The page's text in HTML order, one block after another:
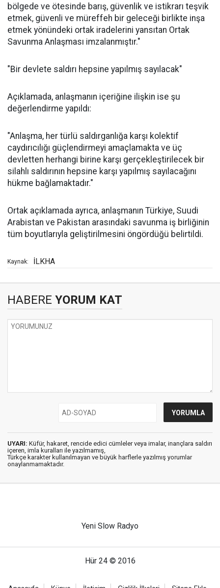
bölgede ve ötesinde barış, güvenlik ve istikrarı teşvik
etmek, güvenli ve müreffeh bir geleceği birlikte inşa
etmek yönündeki ortak iradelerini yansıtan Ortak
Savunma Anlaşması imzalanmıştır."
"Bir devlete saldırı hepsine yapılmış sayılacak"
Açıklamada, anlaşmanın içeriğine ilişkin ise şu
değerlendirme yapıldı:
"Anlaşma, her türlü saldırganlığa karşı kolektif
caydırıcılığı güçlendirmeyi amaçlamakta ve üç
devletten herhangi birine karşı gerçekleştirilecek bir
silahlı saldırının hepsine karşı yapılmış sayılacağını
hükme bağlamaktadır."
Ortak açıklamada ayrıca, anlaşmanın Türkiye, Suudi
Arabistan ve Pakistan arasındaki savunma iş birliğinin
tüm boyutlarıyla geliştirilmesini öngördüğü belirtildi.
Kaynak: İLKHA
HABERE YORUM KAT
UYARI: Küfür, hakaret, rencide edici cümleler veya imalar, inançlara saldırı
içeren, imla kuralları ile yazılmamış,
Türkçe karakter kullanılmayan ve büyük harflerle yazılmış yorumlar
onaylanmamaktadır.
Yeni Slow Radyo
Hür 24 © 2016